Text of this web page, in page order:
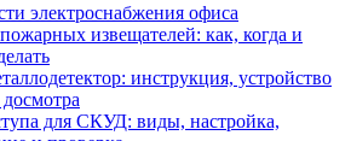
электроснабжения офиса
извещателей: как, когда и
инструкция, устройство
для СКУД: виды, настройка,